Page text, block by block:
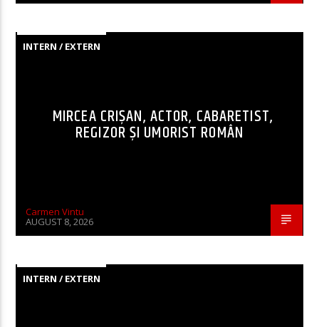
INTERN / EXTERN
MIRCEA CRIȘAN, ACTOR, CABARETIST,
REGIZOR ȘI UMORIST ROMÂN
Carmen Vintu
AUGUST 8, 2026
INTERN / EXTERN